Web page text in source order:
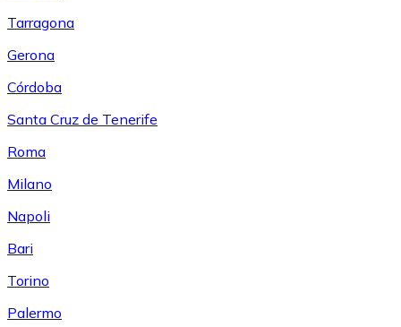
Tarragona
Gerona
Córdoba
Santa Cruz de Tenerife
Roma
Milano
Napoli
Bari
Torino
Palermo